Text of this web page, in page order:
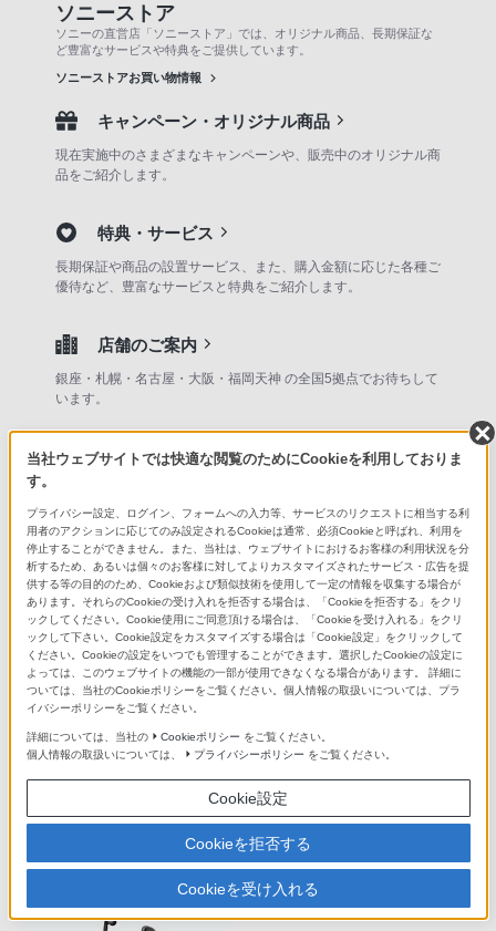
ソニーストア
ソニーの直営店「ソニーストア」では、オリジナル商品、長期保証な
ど豊富なサービスや特典をご提供しています。
ソニーストアお買い物情報
キャンペーン・オリジナル商品
現在実施中のさまざまなキャンペーンや、販売中のオリジナル商
品をご紹介します。
特典・サービス
長期保証や商品の設置サービス、また、購入金額に応じた各種ご
優待など、豊富なサービスと特典をご紹介します。
店舗のご案内
銀座・札幌・名古屋・大阪・福岡天神 の全国5拠点でお待ちして
います。
ソニーストアの商品を検索
ソニーショップ(ソニーストア 取次店)
ソニーストアでのお買い物情報
（My Sony マイページ）
ソニーストア ご利用ガイド
オーナーレビューのご案内
最近チェックした商品の傾向から
当社ウェブサイトでは快適な閲覧のためにCookieを利用しておりま
す。
プライバシー設定、ログイン、フォームへの入力等、サービスのリクエストに相当する利
用者のアクションに応じてのみ設定されるCookieは通常、必須Cookieと呼ばれ、利用を
停止することができません。また、当社は、ウェブサイトにおけるお客様の利用状況を分
析するため、あるいは個々のお客様に対してよりカスタマイズされたサービス・広告を提
供する等の目的のため、Cookieおよび類似技術を使用して一定の情報を収集する場合が
あります。それらのCookieの受け入れを拒否する場合は、「Cookieを拒否する」をクリ
ックしてください。Cookie使用にご同意頂ける場合は、「Cookieを受け入れる」をクリ
ックして下さい。Cookie設定をカスタマイズする場合は「Cookie設定」をクリックして
ください。Cookieの設定をいつでも管理することができます。選択したCookieの設定に
よっては、このウェブサイトの機能の一部が使用できなくなる場合があります。 詳細に
ついては、当社のCookieポリシーをご覧ください。個人情報の取扱いについては、プラ
イバシーポリシーをご覧ください。
詳細については、当社の Cookieポリシー をご覧ください。
個人情報の取扱いについては、
プライバシーポリシー をご覧ください。
Cookie設定
Cookieを拒否する
Cookieを受け入れる